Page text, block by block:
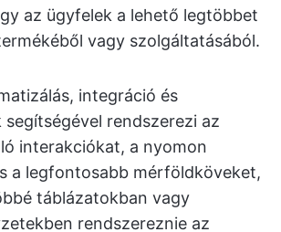
az ügyfelek a lehető legtöbbet
vagy szolgáltatásából.
integráció és
rendszerezi az
interakciókat, a nyomon
a legfontosabb mérföldköveket,
táblázatokban vagy
rendszereznie az